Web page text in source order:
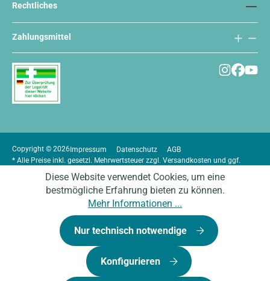
Rechtliches
Zahlungsmittel
Copyright © 2026 Impressum Datenschutz
AGB
* Alle Preise inkl. gesetzl. Mehrwertsteuer zzgl. Versandkosten und ggf.
Diese Website verwendet Cookies, um eine
bestmögliche Erfahrung bieten zu können.
Mehr Informationen ...
Nur technisch notwendige
Konfigurieren